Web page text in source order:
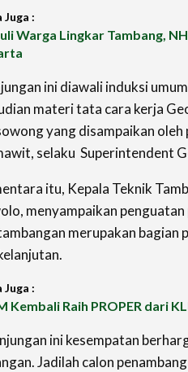
Juga :
Warga Lingkar Tambang,
ini diawali induksi
materi tata cara kerja
yang disampaikan
selaku Superintendent
itu, Kepala Teknik
menyampaikan
merupakan bagian
Juga :
Kembali Raih PROPER dari
ini kesempatan
Jadilah calon